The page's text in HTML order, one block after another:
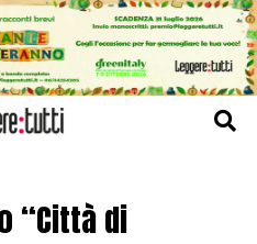
“Città di